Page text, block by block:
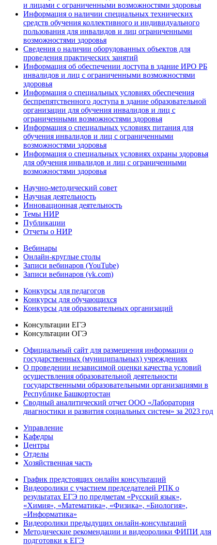
и лицами с ограниченными возможностями здоровья
Информация о наличии специальных технических
средств обучения коллективного и индивидуального
пользования для инвалидов и лиц ограниченными
возможностями здоровья
Сведения о наличии оборудованных объектов для
проведения практических занятий
Информация об обеспечении доступа в здание ИРО РБ
инвалидов и лиц с ограниченными возможностями
здоровья
Информация о специальных условиях обеспечения
беспрепятственного доступа в здание образовательной
организации для обучения инвалидов и лиц с
ограниченными возможностями здоровья
Информация о специальных условиях питания для
обучения инвалидов и лиц с ограниченными
возможностями здоровья
Информация о специальных условиях охраны здоровья
для обучения инвалидов и лиц с ограниченными
возможностями здоровья
Научно-методический совет
Научная деятельность
Инновационная деятельность
Темы НИР
Публикации
Отчеты о НИР
Вебинары
Онлайн-круглые столы
Записи вебинаров (YouTube)
Записи вебинаров (vk.com)
Конкурсы для педагогов
Конкурсы для обучающихся
Конкурсы для образовательных организаций
Консультации ЕГЭ
Консультации ОГЭ
Официальный сайт для размещения информации о
государственных (муниципальных) учреждениях
О проведении независимой оценки качества условий
осуществления образовательной деятельности
государственными образовательными организациями в
Республике Башкортостан
Сводный аналитический отчет ООО «Лаборатория
диагностики и развития социальных систем» за 2023 год
Управление
Кафедры
Центры
Отделы
Хозяйственная часть
График предстоящих онлайн консультаций
Видеоролики с участием председателей РПК о
результатах ЕГЭ по предметам «Русский язык»,
«Химия», «Математика», «Физика», «Биология»,
«Информатика»
Видеоролики предыдущих онлайн-консультаций
Методические рекомендации и видеоролики ФИПИ для
подготовки к ЕГЭ